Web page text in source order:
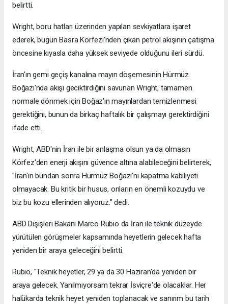
belirtti.
Wright, boru hatları üzerinden yapılan sevkiyatlara işaret
ederek, bugün Basra Körfezi'nden çıkan petrol akışının çatışma
öncesine kıyasla daha yüksek seviyede olduğunu ileri sürdü.
İran'ın gemi geçiş kanalına mayın döşemesinin Hürmüz
Boğazı'nda akışı geciktirdiğini savunan Wright, tamamen
normale dönmek için Boğaz'ın mayınlardan temizlenmesi
gerektiğini, bunun da birkaç haftalık bir çalışmayı gerektirdiğini
ifade etti.
Wright, ABD'nin İran ile bir anlaşma olsun ya da olmasın
Körfez'den enerji akışını güvence altına alabileceğini belirterek,
"İran'ın bundan sonra Hürmüz Boğazı'nı kapatma kabiliyeti
olmayacak. Bu kritik bir husus, onların en önemli kozuydu ve
biz bu kozu ellerinden alıyoruz." dedi.
ABD Dışişleri Bakanı Marco Rubio da İran ile teknik düzeyde
yürütülen görüşmeler kapsamında heyetlerin gelecek hafta
yeniden bir araya geleceğini belirtti.
Rubio, "Teknik heyetler, 29 ya da 30 Haziran'da yeniden bir
araya gelecek. Yanılmıyorsam tekrar İsviçre'de olacaklar. Her
halükarda teknik heyet yeniden toplanacak ve sanırım bu tarih